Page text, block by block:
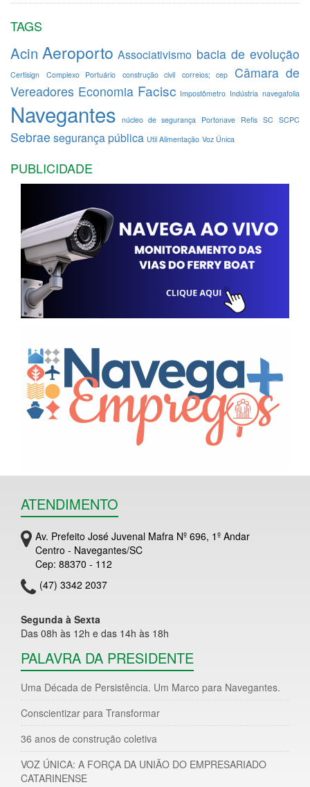
TAGS
Acin Aeroporto Associativismo bacia de evolução
Certisign Complexo Portuário construção civil correios; cep
Câmara de
Vereadores Economia Facisc Impostômetro Indústria navegafolia
Navegantes núcleo de segurança Portonave Refis SC SCPC
Sebrae segurança pública Util Alimentação Voz Única
PUBLICIDADE
ATENDIMENTO
Av. Prefeito José Juvenal Mafra Nº 696, 1º Andar
Centro - Navegantes/SC
Cep: 88370 - 112
(47) 3342 2037
Segunda à Sexta
Das 08h às 12h e das 14h às 18h
PALAVRA DA PRESIDENTE
Uma Década de Persistência. Um Marco para Navegantes.
Conscientizar para Transformar
36 anos de construção coletiva
VOZ ÚNICA: A FORÇA DA UNIÃO DO EMPRESARIADO
CATARINENSE